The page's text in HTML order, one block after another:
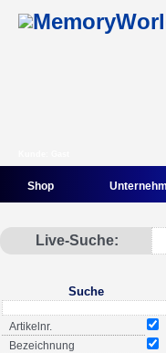
Shop
Live-Suche:
Suche
Artikelnr.
Bezeichnung